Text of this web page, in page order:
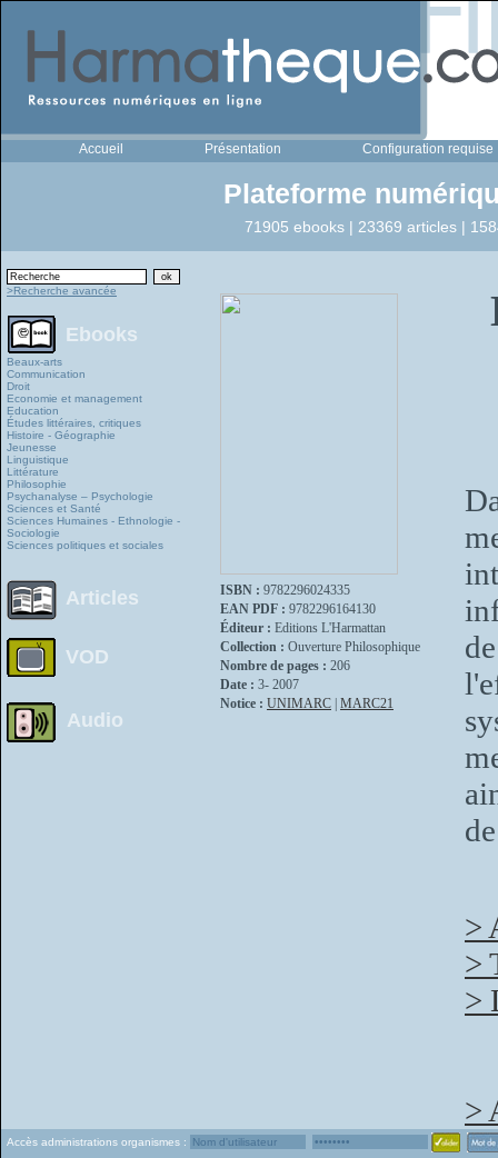
Accueil Présentation Configuration requise
Plateforme
71905 ebooks | 23369 articles |
>Recherche avancée
Ebooks
Beaux-arts
Communication
Droit
Economie et management
Education
Études littéraires, critiques
Histoire - Géographie
Jeunesse
Linguistique
Littérature
Philosophie
Psychanalyse – Psychologie
Sciences et Santé
Sciences Humaines - Ethnologie -
Sociologie
Sciences politiques et sociales
Articles
VOD
Audio
ISBN : 9782296024335
EAN PDF : 9782296164130
Éditeur : Editions L'Harmattan
Collection : Ouverture Philosophique
Nombre de pages : 206
Date : 3- 2007
Notice : UNIMARC MARC21
>
>
>
>
Accès administrations organismes :